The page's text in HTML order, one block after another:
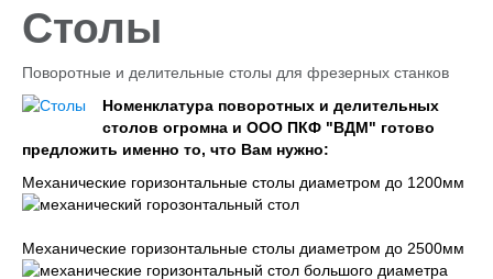
Металлообработка 2019
Контакты ООО "ПКФ-ВДМ"
Столы
Поворотные и делительные столы для фрезерных станков
Номенклатура поворотных и делительных
столов огромна и ООО ПКФ "ВДМ" готово
предложить именно то, что Вам нужно:
Механические горизонтальные столы диаметром до 1200мм
Механические горизонтальные столы диаметром до 2500мм